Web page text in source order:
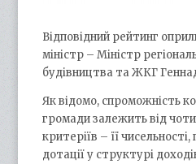
Відповідний рейтинг
міністр – Міністр
будівництва та ЖКГ
Як відомо, спроможність
громади залежить від
критеріїв – її
дотації у структурі